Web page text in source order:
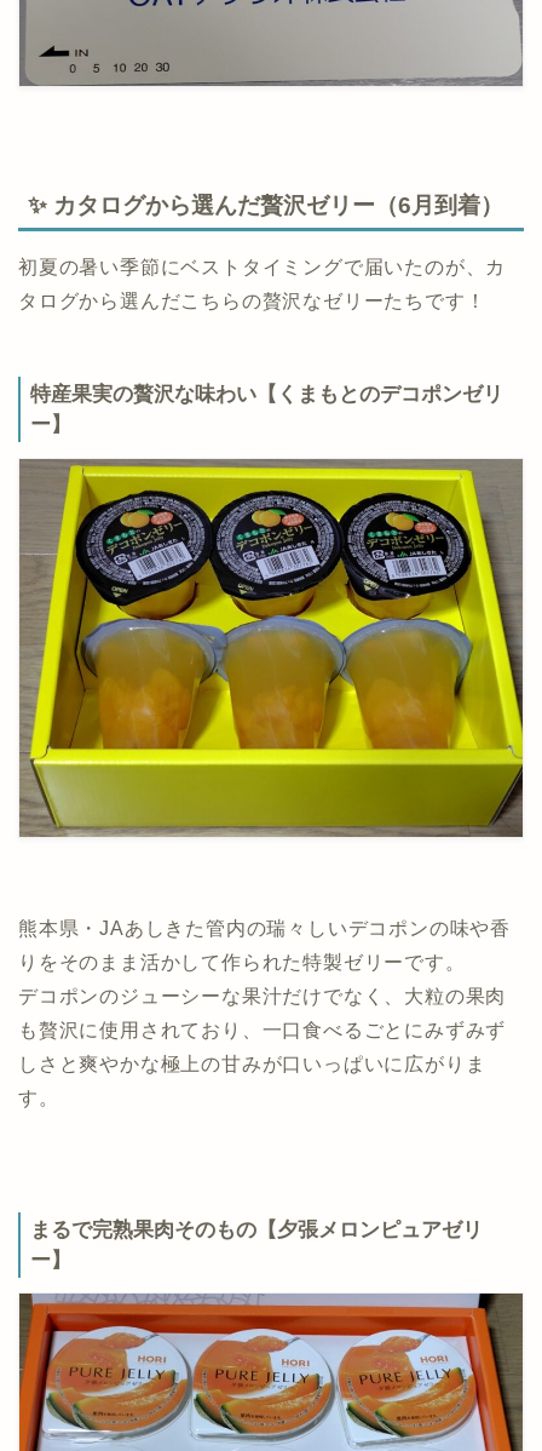
✨ カタログから選んだ贅沢ゼリー（6月到着）
初夏の暑い季節にベストタイミングで届いたのが、カ
タログから選んだこちらの贅沢なゼリーたちです！
特産果実の贅沢な味わい【くまもとのデコポンゼリ
ー】
熊本県・JAあしきた管内の瑞々しいデコポンの味や香
りをそのまま活かして作られた特製ゼリーです。
デコポンのジューシーな果汁だけでなく、大粒の果肉
も贅沢に使用されており、一口食べるごとにみずみず
しさと爽やかな極上の甘みが口いっぱいに広がりま
す。
まるで完熟果肉そのもの【夕張メロンピュアゼリ
ー】